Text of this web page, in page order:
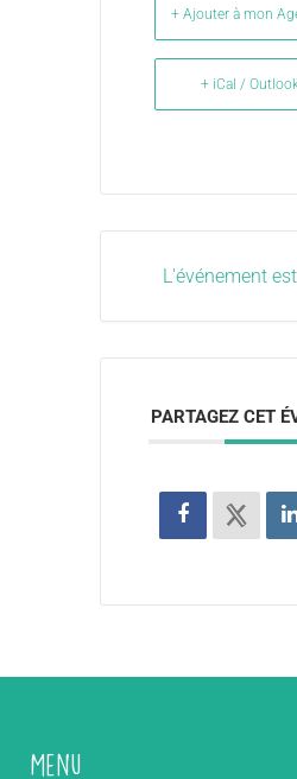
+ Ajouter à mon
+ iCal /
L'événement
PARTAGEZ CET
Menu